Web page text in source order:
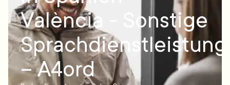
València - Sonstige
– A4ord